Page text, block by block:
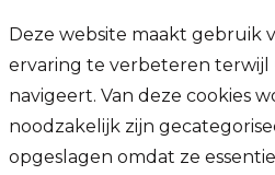
Deze website maakt gebruik
ervaring te verbeteren terwijl
navigeert. Van deze cookies
noodzakelijk zijn
opgeslagen omdat ze